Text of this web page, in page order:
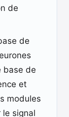
de
de
base de
et
modules
signal